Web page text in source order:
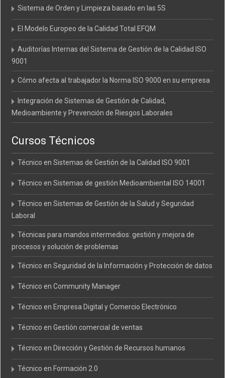
Sistema de Orden y Limpieza basado en las 5S
El Modelo Europeo de la Calidad Total EFQM
Auditorías Internas del Sistema de Gestión de la Calidad ISO
9001
Cómo afecta al trabajador la Norma ISO 9000 en su empresa
Integración de Sistemas de Gestión de Calidad,
Medioambiente y Prevención de Riesgos Laborales
Cursos Técnicos
Técnico en Sistemas de Gestión de la Calidad ISO 9001
Técnico en Sistemas de gestión Medioambiental ISO 14001
Técnico en Sistemas de Gestión de la Salud y Seguridad
Laboral
Técnicas para mandos intermedios: gestión y mejora de
procesos y solución de problemas
Técnico en Seguridad de la Información y Protección de datos
Técnico en Community Manager
Técnico en Empresa Digital y Comercio Electrónico
Técnico en Gestión comercial de ventas
Técnico en Dirección y Gestión de Recursos humanos
Técnico en Formación 2.0